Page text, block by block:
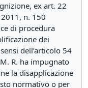
ex art. 22
n. 150
di procedura
dei
dell’articolo 54
R. ha impugnato
la disapplicazione
normativo o per